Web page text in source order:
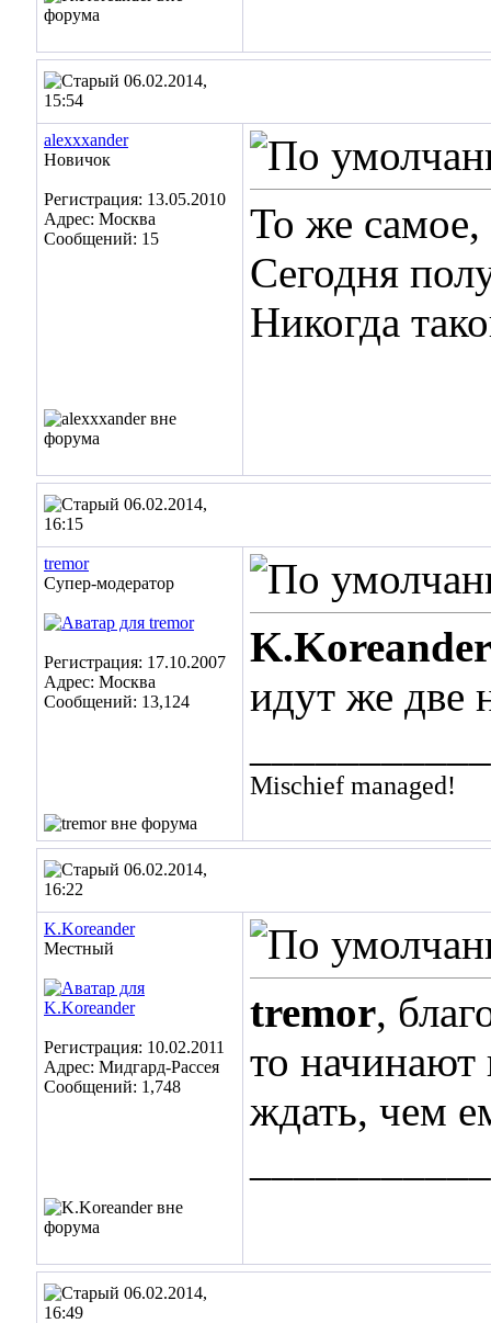
06.02.2014,
15:54
alexxxander
Новичок
Регистрация: 13.05.2010
Адрес: Москва
Сообщений: 15
То же самое,
Сегодня
Никогда
06.02.2014,
16:15
tremor
Супер-модератор
Регистрация: 17.10.2007
Адрес: Москва
Сообщений: 13,124
K.Koreander
идут же две
Mischief managed!
06.02.2014,
16:22
K.Koreander
Местный
Регистрация: 10.02.2011
Адрес: Мидгард-Рассея
Сообщений: 1,748
tremor,
то
ждать, чем
06.02.2014,
16:49